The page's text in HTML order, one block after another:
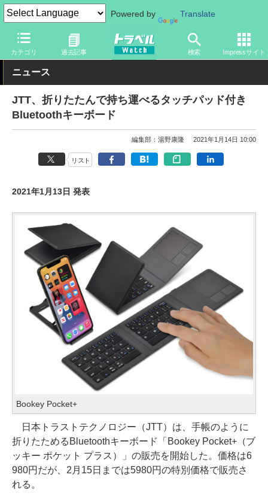
Powered by Translate
カテゴリ 過去記事 検索 Impressサイト
トラベル Watch 旅のアイテム ガジェット
ニュース
JTT、折りたたんで持ち運べるタッチパッド付き
Bluetoothキーボード
編集部：湯野康隆 2021年1月14日 10:00
リスト
2021年1月13日 発表
Bookey Pocket+
日本トラストテクノロジー（JTT）は、手帳のように
折りたためるBluetoothキーボード「Bookey Pocket+（ブ
ッキー ポケット プラス）」の販売を開始した。価格は6
980円だが、2月15日までは5980円の特別価格で販売さ
れる。